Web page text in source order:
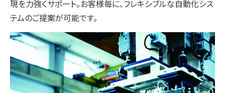
現を力強くサポート。お客様毎に、フレキシブルな自動化シス
テムのご提案が可能です。